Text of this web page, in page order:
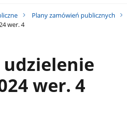
Plany zamówień publicznych
wer. 4
wer. 4